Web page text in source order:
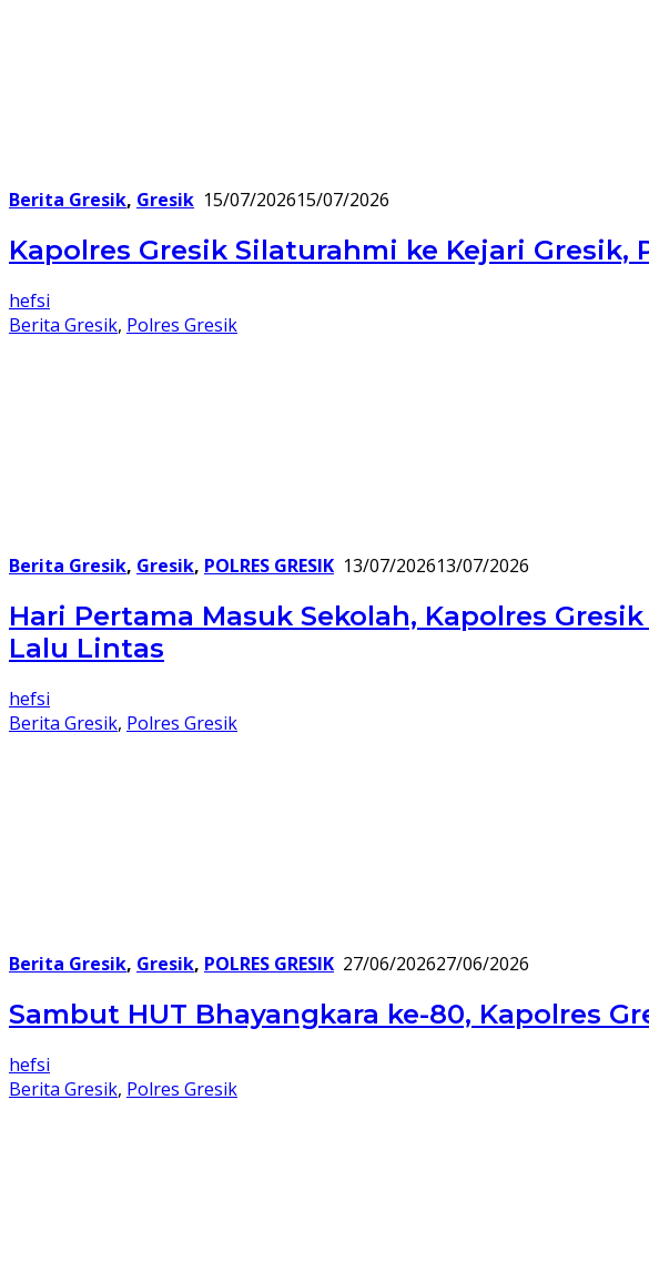
Berita Gresik, Gresik 15/07/202615/07/2026
Kapolres Gresik Silaturahmi ke Kejari
hefsi
Berita Gresik, Polres Gresik
Berita Gresik, Gresik, POLRES GRESIK 13/07/202613/07/2026
Hari Pertama Masuk Sekolah, Kapolres
Lalu Lintas
hefsi
Berita Gresik, Polres Gresik
Berita Gresik, Gresik, POLRES GRESIK 27/06/202627/06/2026
Sambut HUT Bhayangkara ke-80, Kapolres
hefsi
Berita Gresik, Polres Gresik